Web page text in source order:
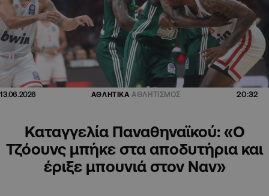
13.06.2026 ΑΘΛΗΤΙΚΑ ΑΘΛΗΤΙΣΜΟΣ 20:32
Καταγγελία Παναθηναϊκού: «Ο
Τζόουνς μπήκε στα αποδυτήρια και
έριξε μπουνιά στον Ναν»